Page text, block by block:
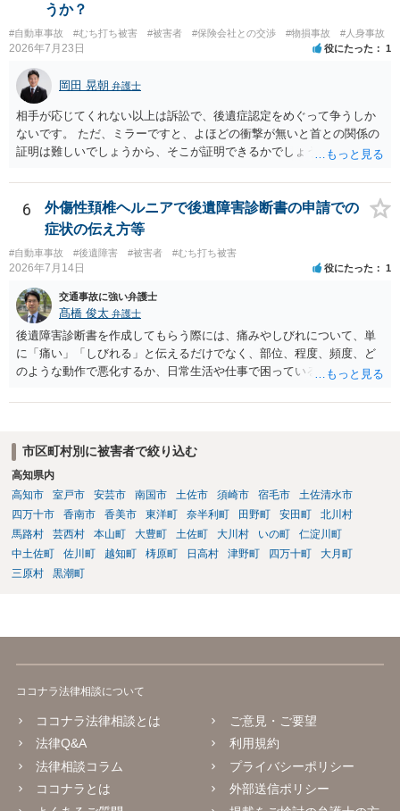
うか？
#自動車事故 #むち打ち被害 #被害者 #保険会社との交渉 #物損事故 #人身事故
2026年7月23日 役にたった 1
岡田 晃朝 弁護士
相手が応じてくれない以上は訴訟で、後遺症認定をめぐって争うしか
ないです。 ただ、ミラーですと、よほどの衝撃が無いと首との関係の
証明は難しいでしょうから、そこが証明できるかでしょうね。
6
外傷性頚椎ヘルニアで後遺障害診断書の申請での
症状の伝え方等
#自動車事故 #後遺障害 #被害者 #むち打ち被害
2026年7月14日 役にたった 1
交通事故に強い弁護士
髙橋 俊太 弁護士
後遺障害診断書を作成してもらう際には、痛みやしびれについて、単
に「痛い」「しびれる」と伝えるだけでなく、部位、程度、頻度、ど
のような動作で悪化するか、日常生活や仕事で困っていることを具体
に痛みが出る、長時間座れない、物を持つと痛い、夜間痛がある、な
日頃と考えられます。ただし、症状固定日は機械的に６か月で決まる
ものではなく、治療経過や主治医の判断によります。初診日が２月２
日であったことも含め、主治医と相談した方がよいでしょう。 症状固
定後も、痛みが残っていれば通院自体は可能です。ただし、症状固定
後の治療費は、相手方保険会社から支払われない扱いになるので、健
康保険を使うか、自費になるか等を確認しておく必要があります。 ジ
ャクソンテスト等の神経学的検査は、首や神経症状がある場合に行わ
れることがありますが、必ず全員に必要な項目というわけではありま
見、画像所見、症状の一貫性が重要になります。不安であれば、受診
るべき症状や記載内容について弁護士に相談等することをお勧めいた
市区町村別に被害者で絞り込む
高知県内
高知市
室戸市 安芸市 南国市 土佐市 須崎市 宿毛市
土佐清水市
四万十市
香南市 香美市 東洋町 奈半利町 田野町 安田町
北川村
馬路村
芸西村 本山町 大豊町 土佐町 大川村 いの町
仁淀川町
中土佐町
佐川町 越知町 梼原町 日高村 津野町 四万十町
大月町
三原村
黒潮町
ココナラ法律相談について
ココナラ法律相談とは
法律Q&A
法律相談コラム
ココナラとは
ご意見・ご要望
利用規約
プライバシーポリシー
外部送信ポリシー